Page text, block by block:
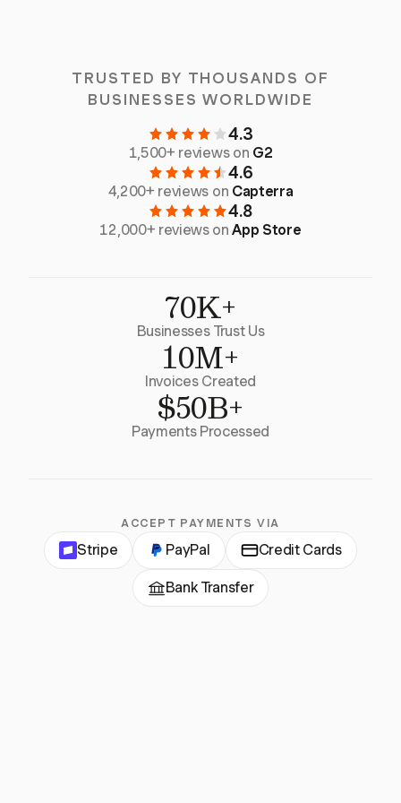
TRUSTED BY THOUSANDS OF
BUSINESSES WORLDWIDE
4.3
1,500+ reviews on G2
4.6
4,200+ reviews on Capterra
4.8
12,000+ reviews onApp Store
70K+
Businesses Trust Us
10M+
Invoices Created
$50B+
Payments Processed
ACCEPT PAYMENTS VIA
Stripe PayPal Credit Cards
Bank Transfer